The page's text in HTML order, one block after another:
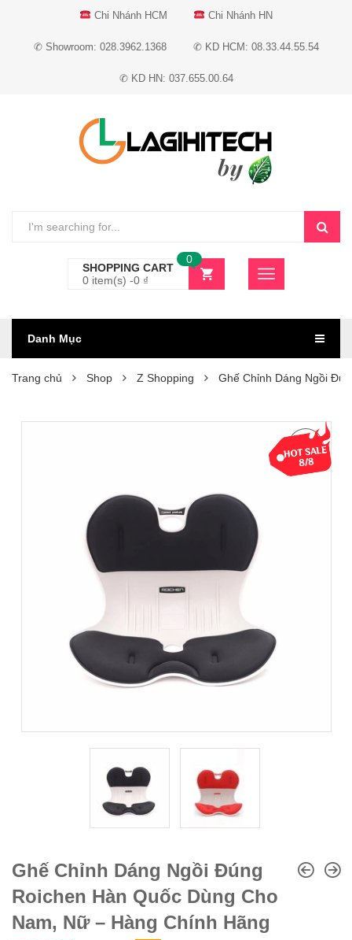
Chi Nhánh HCM Chi Nhánh HN
✆ Showroom: 028.3962.1368 ✆ KD HCM: 08.33.44.55.54
✆ KD HN: 037.655.00.64
SHOPPING CART
0 item(s) -0 ₫
0
Danh Mục
Trang chủ Shop Z Shopping Ghế Chỉnh Dáng Ngồi
Ghế Chỉnh Dáng Ngồi Đúng
Roichen Hàn Quốc Dùng Cho
Nam, Nữ – Hàng Chính Hãng